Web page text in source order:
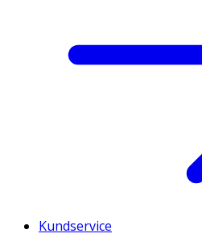
Kundservice